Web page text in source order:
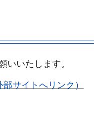
いいたします。
サイトへリンク）